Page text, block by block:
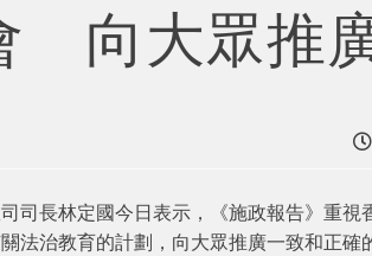
向大眾推
司長林定國今日表示，《施政報告》重
法治教育的計劃，向大眾推廣一致和正確